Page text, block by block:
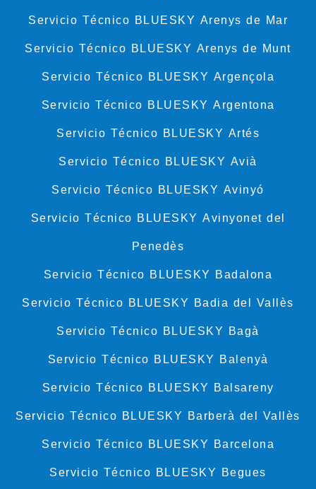
Servicio Técnico BLUESKY Arenys de Mar
Servicio Técnico BLUESKY Arenys de Munt
Servicio Técnico BLUESKY Argençola
Servicio Técnico BLUESKY Argentona
Servicio Técnico BLUESKY Artés
Servicio Técnico BLUESKY Avià
Servicio Técnico BLUESKY Avinyó
Servicio Técnico BLUESKY Avinyonet del
Penedès
Servicio Técnico BLUESKY Badalona
Servicio Técnico BLUESKY Badia del Vallès
Servicio Técnico BLUESKY Bagà
Servicio Técnico BLUESKY Balenyà
Servicio Técnico BLUESKY Balsareny
Servicio Técnico BLUESKY Barberà del Vallès
Servicio Técnico BLUESKY Barcelona
Servicio Técnico BLUESKY Begues